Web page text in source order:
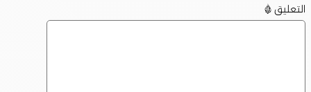
التعليق*